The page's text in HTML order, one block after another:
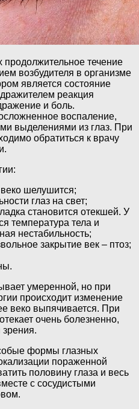
течение
возбудителя в организме
является состояние
реакция
и боль.
воспаление,
выделениями из глаз. При
обратиться к врачу
шелушится;
глаз на свет;
становится отекшей. У
температура тела и
нестабильность;
закрытие век – птоз;
умеренной, но при
происходит изменение
веко выпячивается. При
очень болезненно,
зрения.
формы глазных
пораженной
половину глаза и весь
с сосудистыми